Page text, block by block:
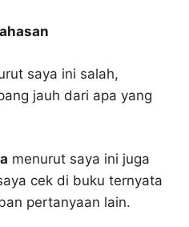
saya ini salah,
jauh dari apa yang
menurut saya ini juga
cek di buku ternyata
pertanyaan lain.